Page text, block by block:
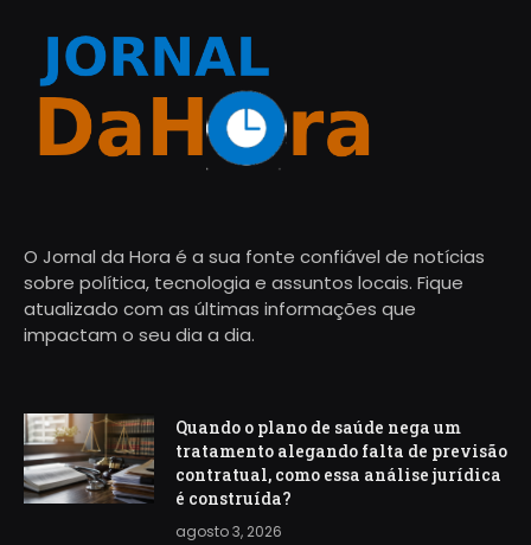
O Jornal da Hora é a sua fonte confiável de notícias
sobre política, tecnologia e assuntos locais. Fique
atualizado com as últimas informações que
impactam o seu dia a dia.
Quando o plano de saúde nega um
tratamento alegando falta de previsão
contratual, como essa análise jurídica
é construída?
agosto 3, 2026